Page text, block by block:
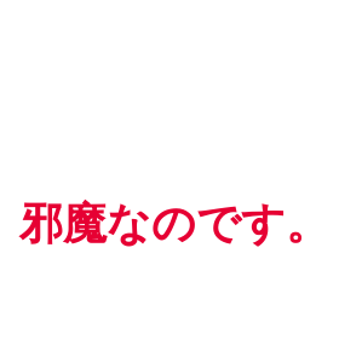
邪魔なのです。